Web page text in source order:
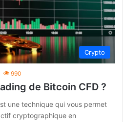
Crypto
990
de Bitcoin CFD ?
une technique qui vous permet
cryptographique en